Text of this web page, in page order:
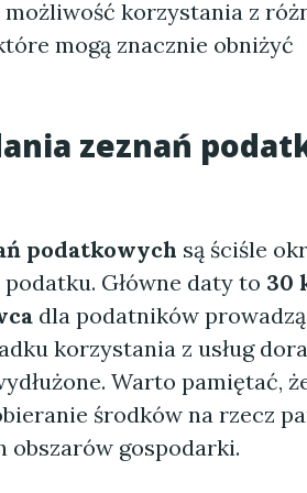
korzystania z
mogą znacznie obniżyć
zeznań
podatkowych są ściśle
Główne daty to 30
dla podatników
korzystania z usług
Warto pamiętać,
środków na rzecz
obszarów gospodarki.